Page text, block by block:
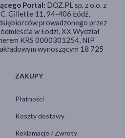
ZAKUPY
Płatności
Koszty dostawy
Reklamacje / Zwroty
Portal: DOZ.PL sp. z o.o. z
Gillette 11, 94-406 Łódź,
prowadzonego przez
w Łodzi, XX Wydział
KRS 0000301254, NIP
wynoszącym 18 725